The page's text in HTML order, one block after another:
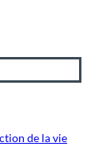
de la vie